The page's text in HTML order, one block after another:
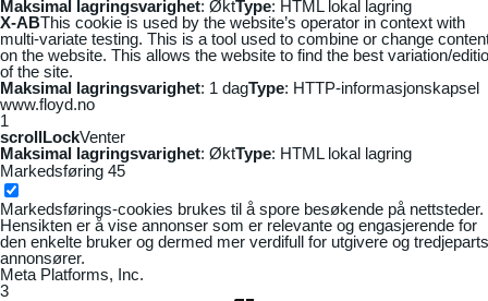
Maksimal lagringsvarighet: ØktType: HTML lokal lagring
X-ABThis cookie is used by the website’s operator in context with
multi-variate testing. This is a tool used to combine or change
on the website. This allows the website to find the best variation/
of the site.
Maksimal lagringsvarighet: 1 dagType: HTTP-informasjonskapsel
www.floyd.no
1
scrollLockVenter
Maksimal lagringsvarighet: ØktType: HTML lokal lagring
Markedsføring 45
Markedsførings-cookies brukes til å spore besøkende på nettsteder.
Hensikten er å vise annonser som er relevante og engasjerende for
den enkelte bruker og dermed mer verdifull for utgivere og tredjeparts
annonsører.
Meta Platforms, Inc.
3